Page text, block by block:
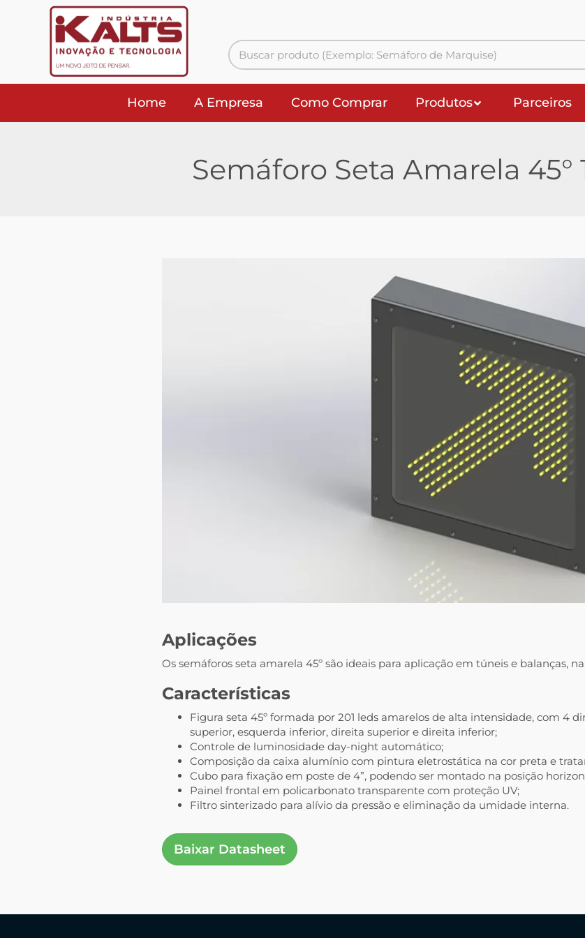
Home A Empresa Como Comprar Produtos Parceiros
Semáforo Seta Amarela 45°
Aplicações
Os semáforos seta amarela 45º são ideais para aplicação em túneis e balanças,
Características
Figura seta 45º formada por 201 leds amarelos de alta intensidade, com 4
superior, esquerda inferior, direita superior e direita inferior;
Controle de luminosidade day-night automático;
Composição da caixa alumínio com pintura eletrostática na cor preta e
Cubo para fixação em poste de 4”, podendo ser montado na posição
Painel frontal em policarbonato transparente com proteção UV;
Filtro sinterizado para alívio da pressão e eliminação da umidade interna.
Baixar Datasheet